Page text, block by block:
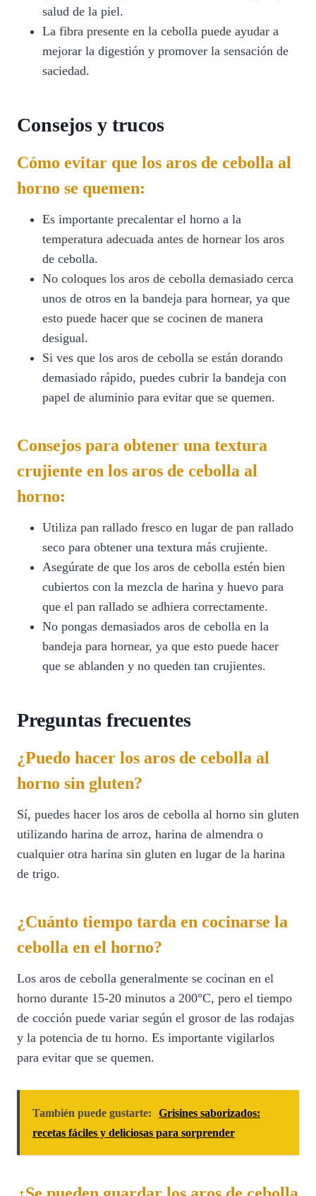
salud de la piel.
La fibra presente en la cebolla puede ayudar a
mejorar la digestión y promover la sensación de
saciedad.
Consejos y trucos
Cómo evitar que los aros de cebolla al
horno se quemen:
Es importante precalentar el horno a la
temperatura adecuada antes de hornear los aros
de cebolla.
No coloques los aros de cebolla demasiado cerca
unos de otros en la bandeja para hornear, ya que
esto puede hacer que se cocinen de manera
desigual.
Si ves que los aros de cebolla se están dorando
demasiado rápido, puedes cubrir la bandeja con
papel de aluminio para evitar que se quemen.
Consejos para obtener una textura
crujiente en los aros de cebolla al
horno:
Utiliza pan rallado fresco en lugar de pan rallado
seco para obtener una textura más crujiente.
Asegúrate de que los aros de cebolla estén bien
cubiertos con la mezcla de harina y huevo para
que el pan rallado se adhiera correctamente.
No pongas demasiados aros de cebolla en la
bandeja para hornear, ya que esto puede hacer
que se ablanden y no queden tan crujientes.
Preguntas frecuentes
¿Puedo hacer los aros de cebolla al
horno sin gluten?
Sí, puedes hacer los aros de cebolla al horno sin gluten
utilizando harina de arroz, harina de almendra o
cualquier otra harina sin gluten en lugar de la harina
de trigo.
¿Cuánto tiempo tarda en cocinarse la
cebolla en el horno?
Los aros de cebolla generalmente se cocinan en el
horno durante 15-20 minutos a 200°C, pero el tiempo
de cocción puede variar según el grosor de las rodajas
y la potencia de tu horno. Es importante vigilarlos
para evitar que se quemen.
También puede gustarte:
Grisines saborizados:
recetas fáciles y deliciosas para sorprender